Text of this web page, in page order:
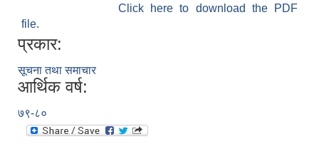
Click here to download the PDF
file.
प्रकार:
सूचना तथा समाचार
आर्थिक वर्ष:
७९-८०